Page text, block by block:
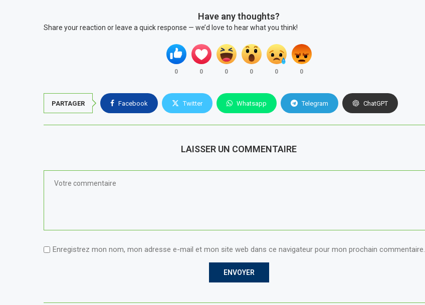
Have any thoughts?
Share your reaction or leave a quick response — we’d love to hear what you think!
0 0 0 0 0 0
PARTAGER Facebook Twitter Whatsapp Telegram ChatGPT
LAISSER UN COMMENTAIRE
Enregistrez mon nom, mon adresse e-mail et mon site web dans ce navigateur pour mon prochain commentaire.